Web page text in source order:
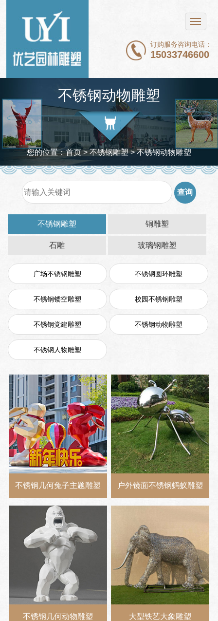
订购服务咨询电话：
15033746600
铜雕塑
石雕
玻璃钢雕塑
新闻中心
案例展示
关于我们
不锈钢动物雕塑
您的位置：首页>不锈钢雕塑>不锈钢动物雕塑
不锈钢雕塑 铜雕塑
石雕 玻璃钢雕塑
广场不锈钢雕塑 不锈钢圆环雕塑
不锈钢镂空雕塑 校园不锈钢雕塑
不锈钢党建雕塑 不锈钢动物雕塑
不锈钢人物雕塑
不锈钢几何兔子主题雕塑 户外镜面不锈钢蚂蚁雕塑
不锈钢几何动物雕塑 大型铁艺大象雕塑